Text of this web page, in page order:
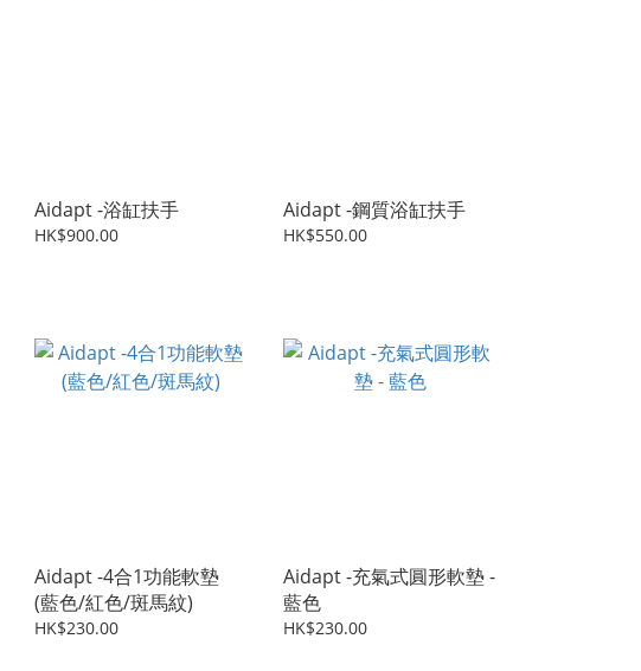
Aidapt -浴缸扶手
HK$900.00
Aidapt -鋼質浴缸扶手
HK$550.00
Aidapt -4合1功能軟墊
(藍色/紅色/斑馬紋)
HK$230.00
Aidapt -充氣式圓形軟墊 -
藍色
HK$230.00